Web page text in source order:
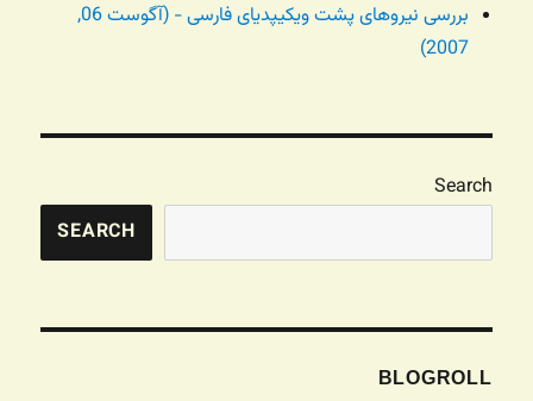
بررسی نیروهای پشت ویکیپدیای فارسی - (آگوست 06,
2007)
Search
SEARCH
BLOGROLL